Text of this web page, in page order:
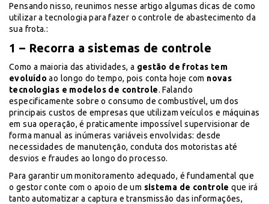
Pensando nisso, reunimos nesse artigo algumas dicas de como
utilizar a tecnologia para fazer o controle de abastecimento da
sua frota.:
1 – Recorra a sistemas de controle
Como a maioria das atividades, a gestão de frotas tem
evoluído ao longo do tempo, pois conta hoje com novas
tecnologias e modelos de controle. Falando
especificamente sobre o consumo de combustível, um dos
principais custos de empresas que utilizam veículos e máquinas
em sua operação, é praticamente impossível supervisionar de
forma manual as inúmeras variáveis envolvidas: desde
necessidades de manutenção, conduta dos motoristas até
desvios e fraudes ao longo do processo.
Para garantir um monitoramento adequado, é fundamental que
o gestor conte com o apoio de um sistema de controle que irá
tanto automatizar a captura e transmissão das informações,